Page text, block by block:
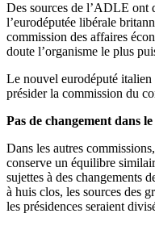
Des sources de l’ADLE
l’eurodéputée libérale
commission des affaires
doute l’organisme le plus
Le nouvel eurodéputé
présider la commission du
Pas de changement dans
Dans les autres
conserve un équilibre
sujettes à des changements
à huis clos, les sources des
les présidences seraient